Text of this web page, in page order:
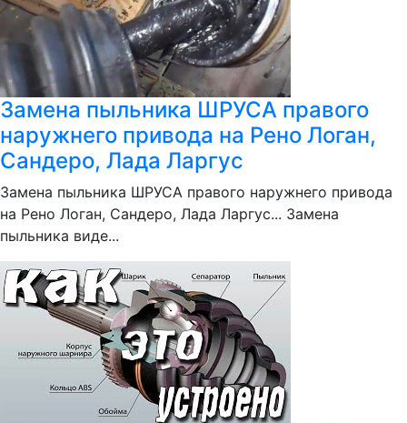
Замена пыльника ШРУСА правого
наружнего привода на Рено Логан,
Сандеро, Лада Ларгус
Замена пыльника ШРУСА правого наружнего привода
на Рено Логан, Сандеро, Лада Ларгус... Замена
пыльника виде...